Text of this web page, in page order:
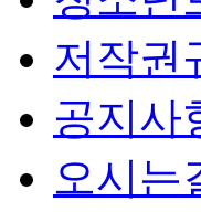
저작권
공지사
오시는